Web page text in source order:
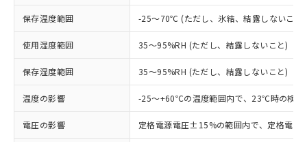
保存温度範囲 -25～70℃ (ただし、氷結、結露しないこと)
使用湿度範囲 35～95%RH (ただし、結露しないこと)
保存湿度範囲 35～95%RH (ただし、結露しないこと)
温度の影響 -25～+60℃の温度範囲内で、23℃時の検出
電圧の影響 定格電源電圧±15%の範囲内で、定格電
以下の条件をお読みいただき、同意のうえ
ご利用ください。
本サービスは、当社制御機器事業取扱
商品の当社在庫状況および標準価格
(税抜)を提供させていただくもので
当社制御機器事業取扱商品の中には、
本サービスの対象外となる商品もある
対応予定なし：EU RoHS指令（10物質）の
非含有に非対応の商品で、対応品を出す予
定はありません。
調査・確認中：EU RoHS指令（10物質）の
非含有の対応状況を調査中または確認中の
非該当品：ライセンス料など無形物で、有
害物質有無と関係のない商品です。
仕入先様の事情により、非含有部品として
※1 中国RoHS○×表
「○」：最大均質材料含有率が中国RoHSの
基準値以下であることを示します。
「×」：最大均質材料含有率が中国RoHSの